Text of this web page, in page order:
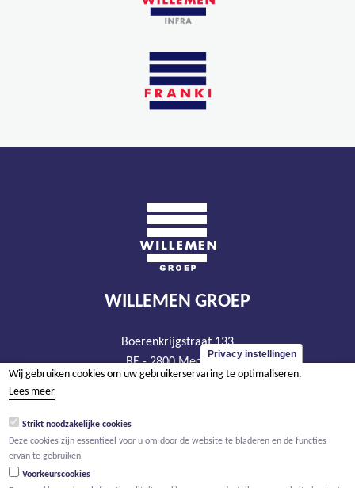
WILLEMEN GROEP
Boerenkrijgstraat 133
BE - 2800 Mechelen
tel +32 15 569 965
BTW BE 0466.256.432
Privacy instellingen
Wij gebruiken cookies om uw gebruikerservaring te optimaliseren.
Lees meer
Strikt noodzakelijke cookies
Deze cookies zijn essentieel voor u om door de website te bladeren en de functies
ervan te gebruiken.
Voorkeurscookies